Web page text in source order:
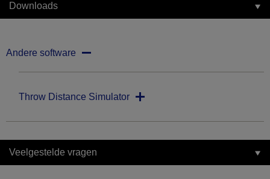
Downloads
Andere software
Throw Distance Simulator
Veelgestelde vragen